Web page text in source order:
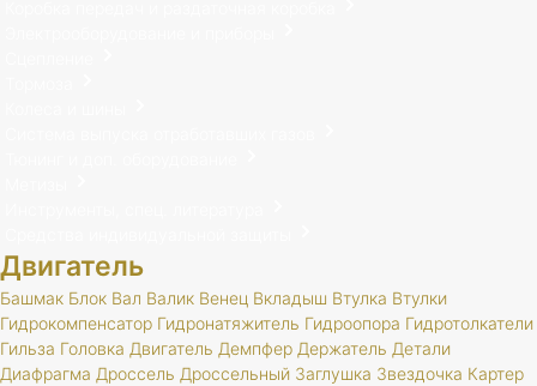
Двигатель
Башмак Блок Вал Валик Венец Вкладыш Втулка Втулки
Гидрокомпенсатор Гидронатяжитель Гидроопора Гидротолкатели
Гильза Головка Двигатель Демпфер Держатель Детали
Диафрагма Дроссель Дроссельный Заглушка Звездочка Картер